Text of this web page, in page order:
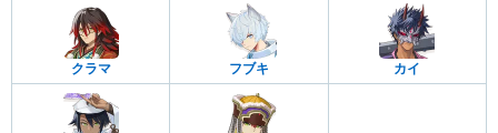
クラマ フブキ カイ